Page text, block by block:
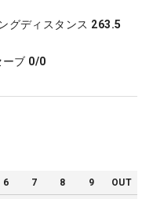
グディスタンス 263.5
ーブ 0/0
6 7 8 9 OUT